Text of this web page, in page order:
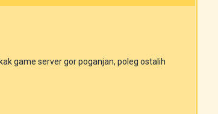
game server gor poganjan, poleg ostalih